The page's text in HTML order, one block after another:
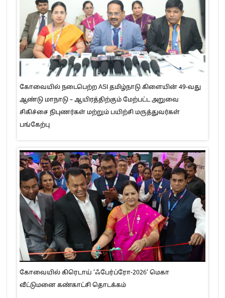
கோவையில் நடைபெற்ற ASI தமிழ்நாடு கிளையின் 49-வது
ஆண்டு மாநாடு – ஆயிரத்திற்கும் மேற்பட்ட அறுவை
சிகிச்சை நிபுணர்கள் மற்றும் பயிற்சி மருத்துவர்கள்
பங்கேற்பு
கோவையில் கிரெடாய் ‘ஃபேர்ப்ரோ-2026’ மெகா
வீட்டுமனை கண்காட்சி தொடக்கம்